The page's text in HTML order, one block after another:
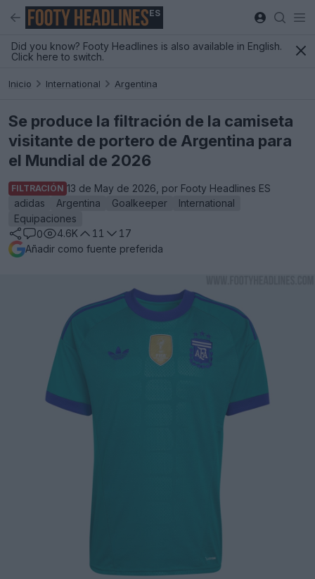
ES
Did you know? Footy Headlines is also available in English.
Click here to switch.
Inicio International Argentina
Se produce la filtración de la camiseta
visitante de portero de Argentina para
el Mundial de 2026
FILTRACIÓN 13 de May de 2026, por Footy Headlines ES
adidas
Argentina Goalkeeper
International
Equipaciones
0
4.6K 11
17
Añadir como fuente preferida